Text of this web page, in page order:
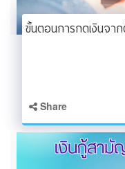
ขั้นตอนการกดเงินจา
Share